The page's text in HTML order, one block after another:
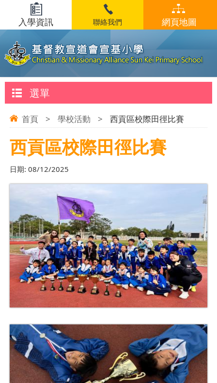
入學資訊 聯絡我們 網頁地圖
選單
首頁 > 學校活動 > 西貢區校際田徑比賽
西貢區校際田徑比賽
日期: 08/12/2025